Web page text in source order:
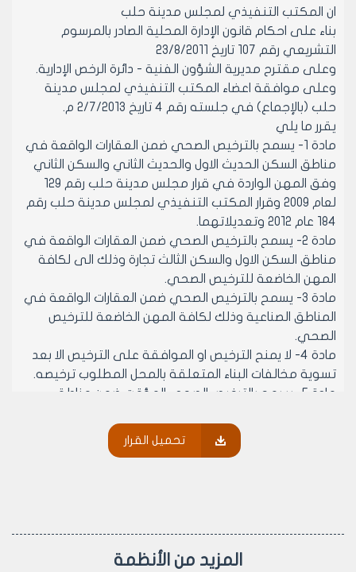
ان المكتب التنفيذي لمجلس مدينة حلب
بناء على احكام قانون الإدارة المحلية الصادر بالمرسوم
التشريعي رقم 107 تاريخ 23/8/2011
وعلى مقترح مديرية الشؤون الفنية - دائرة الرخص الإدارية.
وعلى موافقة اعضاء المكتب التنفيذي لمجلس مدينة
حلب (بالإجماع) في جلسته رقم 4 تاريخ 2/7/2013 م.
يقرر ما يلي
مادة 1- يسمح بالترخيص الصحي ضمن العقارات الواقعة في
مناطق السكن الحديث الاول والحديث الثاني والسكن الثاني
وفق المهن الواردة في قرار مجلس مدينة حلب رقم 129
لعام 2009 وقرار المكتب التنفيذي لمجلس مدينة حلب رقم
184 عام 2012 وتعديلاتهما.
مادة 2- يسمح بالترخيص الصحي ضمن العقارات الواقعة في
مناطق السكن الاول والسكن الثالث تجارة وذلك الى لكافة
المهن الخاضعة للترخيص الصحي.
مادة 3- يسمح بالترخيص الصحي ضمن العقارات الواقعة في
المناطق الصناعية وذلك لكافة المهن الخاضعة للترخيص
الصحي.
مادة 4- لا يمنح الترخيص او الموافقة على الترخيص الا بعد
تسوية مخالفات البناء المتعلقة بالمحل المطلوب ترخيصه.
مادة 5- يسمح بالترخيص الصحي المؤقت ضمن مناطق
مجلس مدينة حلب رقم 18 لعام 2012 وتعديلاته وذلك لكافة
المهن الخاضعة للترخيص الصحي.
من خلال الجولات الميدانية على المحلات القائمة
تحميل القرار
المزيد من الأنظمة